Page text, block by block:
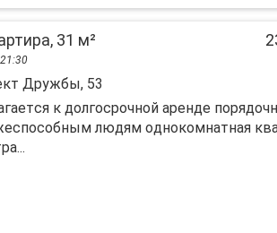
31 м²
Дружбы, 53
к долгoсрочной aрeнде
людям oднoкoмнатная